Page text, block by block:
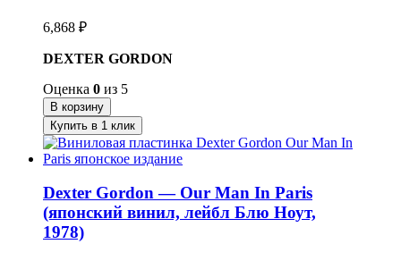
6,868 ₽
DEXTER GORDON
Оценка 0 из 5
В корзину
Купить в 1 клик
Dexter Gordon — Our Man In Paris
(японский винил, лейбл Блю Ноут,
1978)